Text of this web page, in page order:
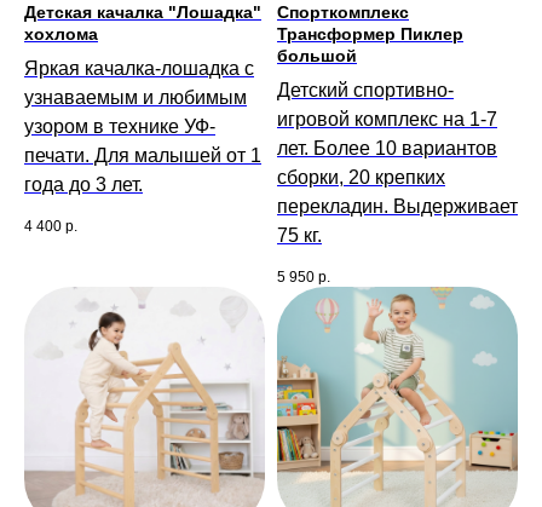
Детская качалка "Лошадка"
хохлома
Яркая качалка-лошадка с
узнаваемым и любимым
узором в технике УФ-
печати. Для малышей от 1
года до 3 лет.
4 400 р.
Спорткомплекс
Трансформер Пиклер
большой
Детский спортивно-
игровой комплекс на 1-7
лет. Более 10 вариантов
сборки, 20 крепких
перекладин. Выдерживает
75 кг.
5 950 р.